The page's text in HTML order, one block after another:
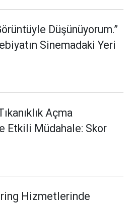
Düşünüyorum.”
Sinemadaki Yeri
Açma
Etkili Müdahale: Skor
Hizmetlerinde